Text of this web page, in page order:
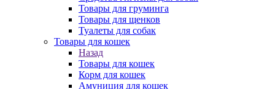
Товары для груминга
Товары для щенков
Туалеты для собак
Товары для кошек
Назад
Товары для кошек
Корм для кошек
Амуниция для кошек